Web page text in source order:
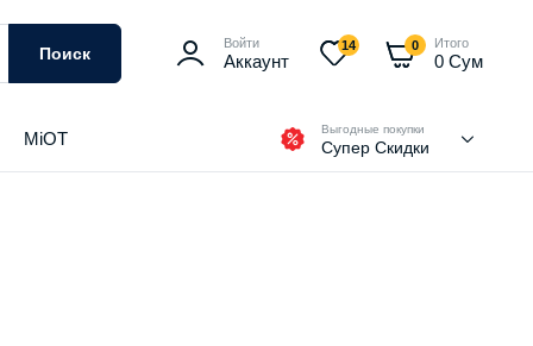
Поиск
Войти
Аккаунт
14 0 Итого
0Сум
MiOT Выгодные покупки
Супер Скидки